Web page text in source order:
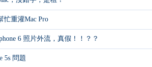
忙重灌Mac Pro
6 照片外流，真假！！？？
5s 問題